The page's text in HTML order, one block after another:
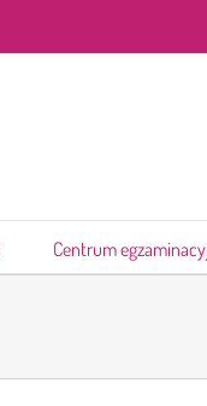
Centrum